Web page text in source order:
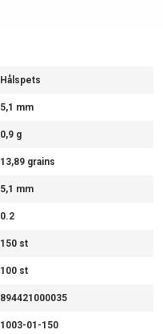
Hålspets
5,1 mm
0,9 g
13,89 grains
5,1 mm
0.2
150 st
100 st
894421000035
1003-01-150